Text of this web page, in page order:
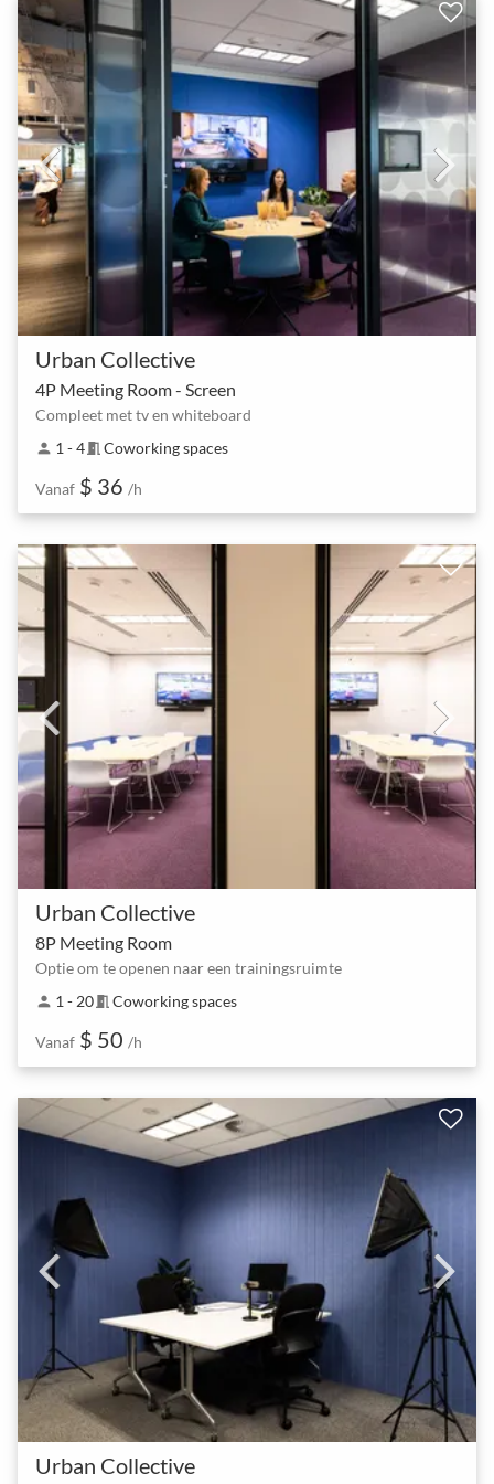
Urban Collective
4P Meeting Room - Screen
Compleet met tv en whiteboard
person 1 - 4meeting_room Coworking spaces
Vanaf $ 36 /h
Urban Collective
8P Meeting Room
Optie om te openen naar een trainingsruimte
person 1 - 20meeting_room Coworking spaces
Vanaf $ 50 /h
Urban Collective